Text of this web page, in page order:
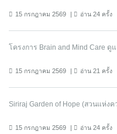
15 กรกฎาคม 2569 อ่าน 24 ครั้ง
โครงการ Brain and Mind Care ดู
15 กรกฎาคม 2569 อ่าน 21 ครั้ง
Siriraj Garden of Hope (สวนแห่งค
15 กรกฎาคม 2569 อ่าน 24 ครั้ง